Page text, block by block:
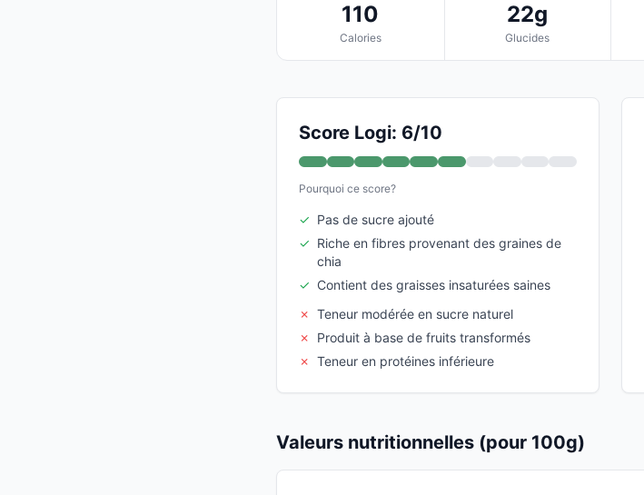
110
Calories
22g
Glucides
Score Logi: 6/10
Pourquoi ce score?
✓ Pas de sucre ajouté
✓ Riche en fibres provenant des graines de
chia
✓ Contient des graisses insaturées saines
✗ Teneur modérée en sucre naturel
✗
Produit à base de fruits transformés
✗ Teneur en protéines inférieure
Valeurs nutritionnelles (pour 100g)